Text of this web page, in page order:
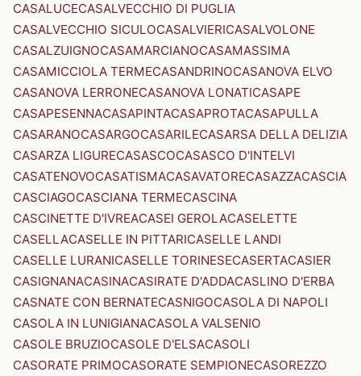
CASALUCECASALVECCHIO DI PUGLIA
CASALVECCHIO SICULOCASALVIERICASALVOLONE
CASALZUIGNOCASAMARCIANOCASAMASSIMA
CASAMICCIOLA TERMECASANDRINOCASANOVA ELVO
CASANOVA LERRONECASANOVA LONATICASAPE
CASAPESENNACASAPINTACASAPROTACASAPULLA
CASARANOCASARGOCASARILECASARSA DELLA DELIZIA
CASARZA LIGURECASASCOCASASCO D'INTELVI
CASATENOVOCASATISMACASAVATORECASAZZACASCIA
CASCIAGOCASCIANA TERMECASCINA
CASCINETTE D'IVREACASEI GEROLACASELETTE
CASELLACASELLE IN PITTARICASELLE LANDI
CASELLE LURANICASELLE TORINESECASERTACASIER
CASIGNANACASINACASIRATE D'ADDACASLINO D'ERBA
CASNATE CON BERNATECASNIGOCASOLA DI NAPOLI
CASOLA IN LUNIGIANACASOLA VALSENIO
CASOLE BRUZIOCASOLE D'ELSACASOLI
CASORATE PRIMOCASORATE SEMPIONECASOREZZO